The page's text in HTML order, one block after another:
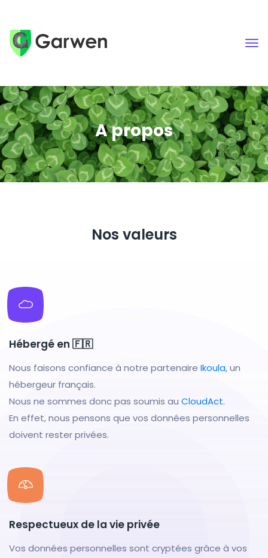
A propos
Nos valeurs
Hébergé en 🇫🇷
Nous faisons confiance à notre partenaire Ikoula, un
hébergeur français.
Nous ne sommes donc pas soumis au CloudAct.
En effet, nous pensons que vos données personnelles
doivent rester privées.
Respectueux de la vie privée
Vos données personnelles sont cryptées grâce à vos